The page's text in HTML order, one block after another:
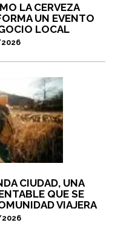
LA CERVEZA
UN EVENTO
LOCAL
CIUDAD, UNA
QUE SE
VIAJERA